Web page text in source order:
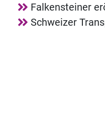
Falkensteiner
Schweizer